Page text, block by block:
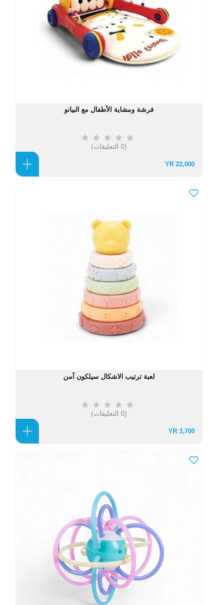
فرشة ومشاية الأطفال مع البيانو
(0 التعليقات)
22,000 YR
لعبة ترتيب الاشكال سيلكون آمن
(0 التعليقات)
3,700 YR